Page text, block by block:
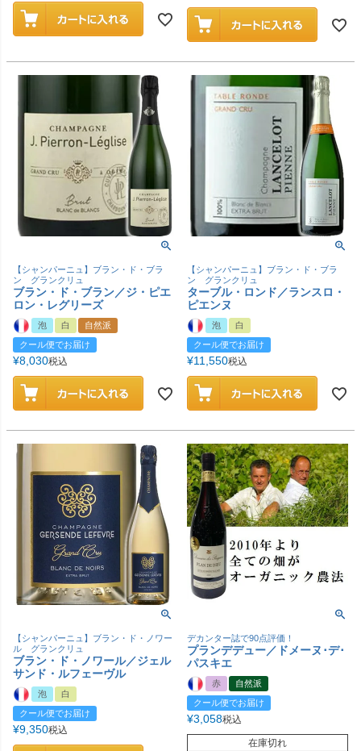
【シャンパーニュ】ブラン・ド・ブラ
ン グランクリュ
ブラン・ド・ブラン／ジ・ピエ
ロン・レグリーズ
泡 白
自然派
クール便でお届け
¥8,030税込
【シャンパーニュ】ブラン・ド・ブラ
ン グランクリュ
ターブル・ロンド／ランスロ・
ピエンヌ
泡
白
クール便でお届け
¥11,550税込
【シャンパーニュ】ブラン・ド・ノワー
ル グランクリュ
ブラン・ド・ノワール／ジェル
サンド・ルフェーヴル
泡
白
クール便でお届け
¥9,350税込
デカンター誌で90点評価！
プランデデュー／ドメーヌ･デ･
パスキエ
赤
自然派
クール便でお届け
¥3,058税込
在庫切れ